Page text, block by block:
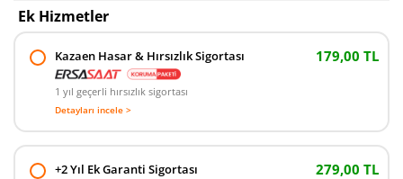
Ek Hizmetler
Kazaen Hasar & Hırsızlık Sigortası 179,00 TL
1 yıl geçerli hırsızlık sigortası
Detayları incele >
+2 Yıl Ek Garanti Sigortası 279,00 TL